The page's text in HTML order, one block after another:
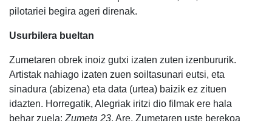
pilotariei begira ageri direnak.
Usurbilera bueltan
Zumetaren obrek inoiz gutxi izaten zuten izenbururik.
Artistak nahiago izaten zuen soiltasunari eutsi, eta
sinadura (abizena) eta data (urtea) baizik ez zituen
idazten. Horregatik, Alegriak iritzi dio filmak ere hala
behar zuela: Zumeta 23. Are, Zumetaren uste berekoa